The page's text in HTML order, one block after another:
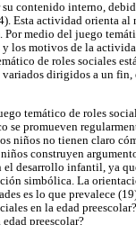
contenido interno,
Esta actividad orienta
medio del juego
los motivos de la
de roles sociales
dirigidos a un
temático de roles
promueven
niños no tienen claro
construyen
desarrollo infantil, ya
simbólica. La
es lo que prevalece
en la edad
preescolar?